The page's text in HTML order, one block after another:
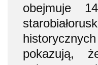
obejmuje
pokazują,